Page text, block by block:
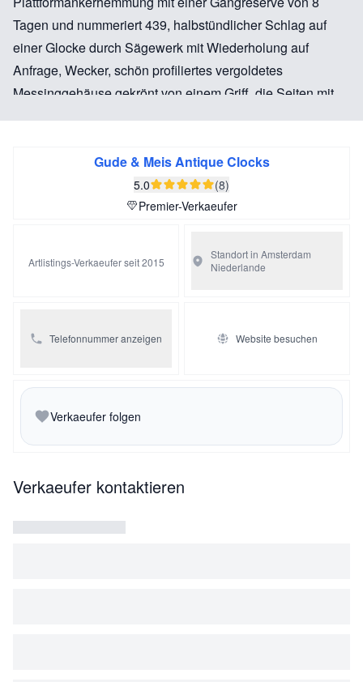
Tagen und nummeriert 439, halbstündlicher Schlag auf
einer Glocke durch Sägewerk mit Wiederholung auf
Anfrage, Wecker, schön profiliertes vergoldetes
Messinggehäuse gekrönt von einem Griff, die Seiten mit
abgebildet sind, Vorder- und Rückseite mit facettiertem
Gude & Meis Antique Clocks
5.0
(8)
Premier-Verkaeufer
Artlistings-Verkaeufer seit 2015
Standort in Amsterdam
Niederlande
Telefonnummer anzeigen Website besuchen
Verkaeufer folgen
Verkaeufer kontaktieren